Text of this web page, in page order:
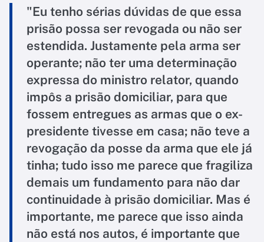
"Eu tenho sérias dúvidas de que essa
prisão possa ser revogada ou não ser
estendida. Justamente pela arma ser
operante; não ter uma determinação
expressa do ministro relator, quando
impôs a prisão domiciliar, para que
fossem entregues as armas que o ex-
presidente tivesse em casa; não teve a
revogação da posse da arma que ele já
tinha; tudo isso me parece que fragiliza
demais um fundamento para não dar
continuidade à prisão domiciliar. Mas é
importante, me parece que isso ainda
não está nos autos, é importante que